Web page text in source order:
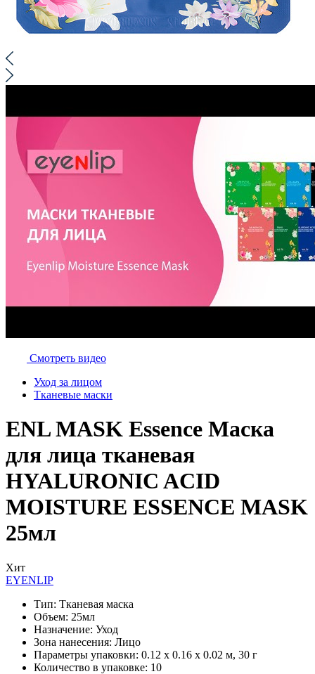
Смотреть видео
Уход за лицом
Тканевые маски
ENL MASK Essence Маска
для лица тканевая
HYALURONIC ACID
MOISTURE ESSENCE MASK
25мл
Хит
EYENLIP
Тип: Тканевая маска
Объем: 25мл
Назначение: Уход
Зона нанесения: Лицо
Параметры упаковки: 0.12 x 0.16 x 0.02 м, 30 г
Количество в упаковке: 10